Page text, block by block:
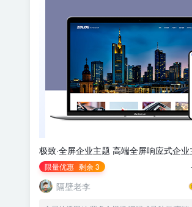
极致·全屏企业主题 高端全屏响应式企业
限量优惠 剩余 3
隔壁老李